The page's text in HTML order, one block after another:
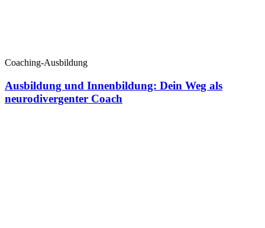
Coaching-Ausbildung
Ausbildung und Innenbildung: Dein Weg als
neurodivergenter Coach